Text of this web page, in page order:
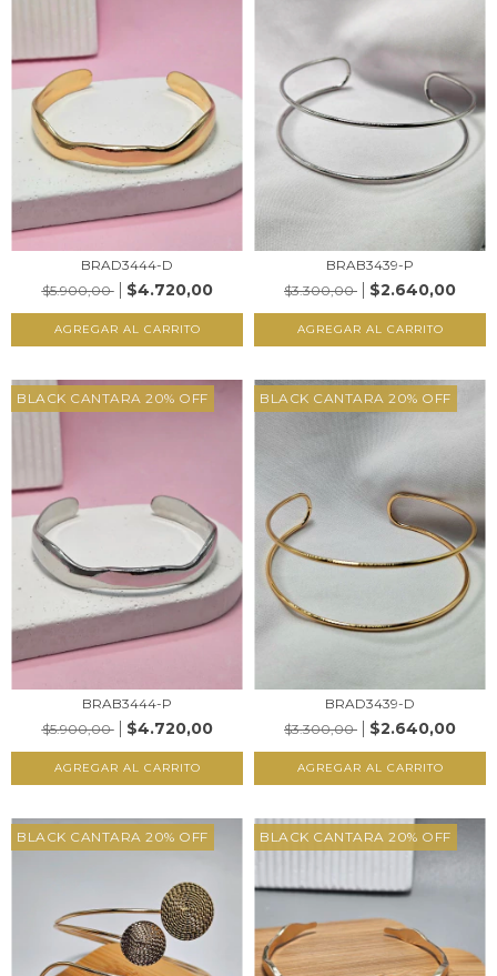
BRAD3444-D
$5.900,00
$4.720,00
AGREGAR AL CARRITO
BRAB3439-P
$3.300,00
$2.640,00
AGREGAR AL CARRITO
BLACK CANTARA 20% OFF
BRAB3444-P
$5.900,00
$4.720,00
AGREGAR AL CARRITO
BLACK CANTARA 20% OFF
BRAD3439-D
$3.300,00
$2.640,00
AGREGAR AL CARRITO
BLACK CANTARA 20% OFF BLACK CANTARA 20% OFF